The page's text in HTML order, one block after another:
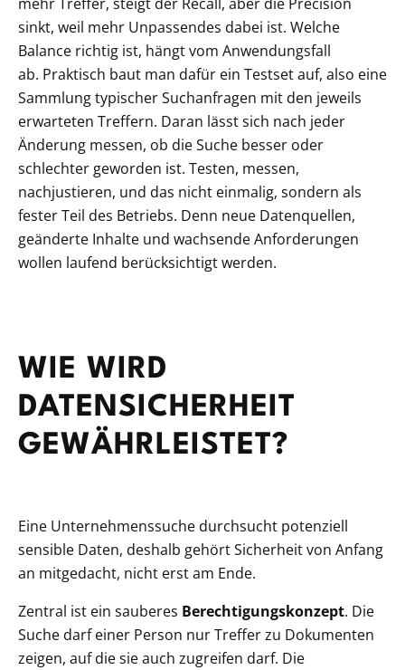
sinkt, weil mehr Unpassendes dabei ist. Welche
Balance richtig ist, hängt vom Anwendungsfall
ab. Praktisch baut man dafür ein Testset auf, also eine
Sammlung typischer Suchanfragen mit den jeweils
erwarteten Treffern. Daran lässt sich nach jeder
Änderung messen, ob die Suche besser oder
schlechter geworden ist. Testen, messen,
nachjustieren, und das nicht einmalig, sondern als
fester Teil des Betriebs. Denn neue Datenquellen,
geänderte Inhalte und wachsende Anforderungen
wollen laufend berücksichtigt werden.
WIE WIRD
DATENSICHERHEIT
GEWÄHRLEISTET?
Eine Unternehmenssuche durchsucht potenziell
sensible Daten, deshalb gehört Sicherheit von Anfang
an mitgedacht, nicht erst am Ende.
Zentral ist ein sauberes Berechtigungskonzept. Die
Suche darf einer Person nur Treffer zu Dokumenten
zeigen, auf die sie auch zugreifen darf. Die